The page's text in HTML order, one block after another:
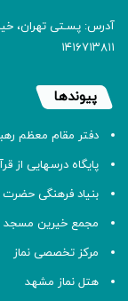
۱۴۱۶۷۱۳۸۱۱
پیوندها
دفتر مقام معظم
پایگاه درسهایی از
بنیاد فرهنگی
مجمع خیرین مسجد
مرکز تخصصی نماز
هتل نماز مشهد